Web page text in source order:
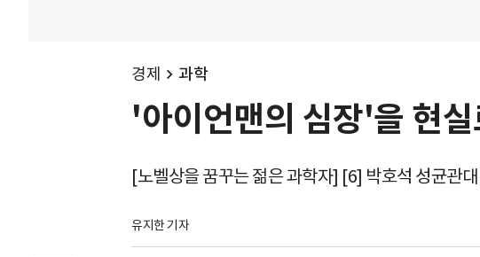
경제 과학
'아이언맨의 심장'을 현실
[노벨상을 꿈꾸는 젊은 과학자] [6] 박호석 성균관
유지한 기자